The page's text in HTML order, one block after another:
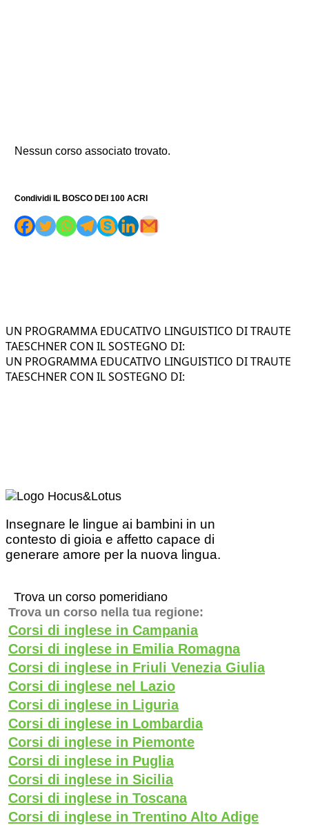
Nessun corso associato trovato.
Condividi IL BOSCO DEI 100 ACRI
UN PROGRAMMA EDUCATIVO LINGUISTICO DI TRAUTE
TAESCHNER CON IL SOSTEGNO DI:
UN PROGRAMMA EDUCATIVO LINGUISTICO DI TRAUTE
TAESCHNER CON IL SOSTEGNO DI:
Insegnare le lingue ai bambini in un
contesto di gioia e affetto capace di
generare amore per la nuova lingua.
Trova un corso pomeridiano
Trova un corso nella tua regione:
Corsi di inglese in Campania
Corsi di inglese in Emilia Romagna
Corsi di inglese in Friuli Venezia Giulia
Corsi di inglese nel Lazio
Corsi di inglese in Liguria
Corsi di inglese in Lombardia
Corsi di inglese in Piemonte
Corsi di inglese in Puglia
Corsi di inglese in Sicilia
Corsi di inglese in Toscana
Corsi di inglese in Trentino Alto Adige